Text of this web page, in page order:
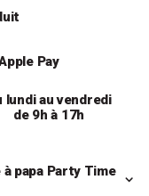
Pay
lundi au vendredi
de 9h à 17h
papa Party Time